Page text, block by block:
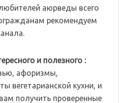
аюрведы всего
рекомендуем
и полезного :
афоризмы,
вегетарианской кухни, и
получить проверенные